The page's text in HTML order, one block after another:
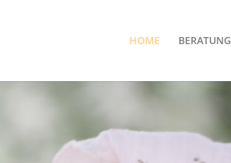
HOME BERATUNG